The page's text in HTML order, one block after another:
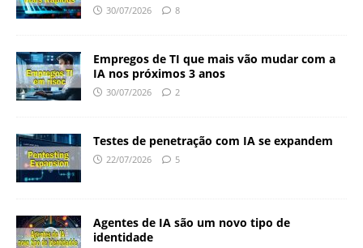
30/07/2026 8
Empregos de TI que mais vão mudar com a
IA nos próximos 3 anos
30/07/2026 2
Testes de penetração com IA se expandem
22/07/2026 5
Agentes de IA são um novo tipo de
identidade